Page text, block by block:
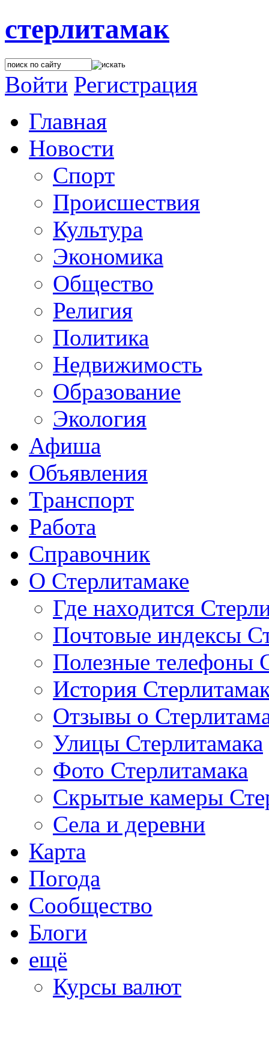
стерлитамак
Войти Регистрация
Главная
Новости
Спорт
Происшествия
Культура
Экономика
Общество
Религия
Политика
Недвижимость
Образование
Экология
Афиша
Объявления
Транспорт
Работа
Справочник
О Стерлитамаке
Где находится
Почтовые индексы
Полезные телефоны
История
Отзывы о
Улицы Стерлитамака
Фото Стерлитамака
Скрытые камеры
Села и деревни
Карта
Погода
Сообщество
Блоги
ещё
Курсы валют